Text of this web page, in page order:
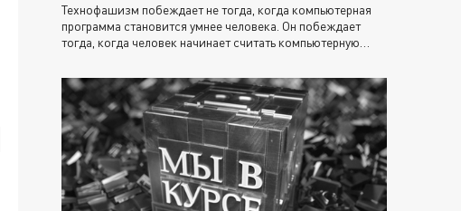
Технофашизм побеждает не тогда, когда компьютерная
программа становится умнее человека. Он побеждает
тогда, когда человек начинает считать компьютерную